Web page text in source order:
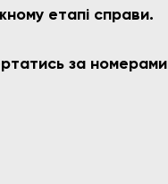
етапі справи.
за номерами